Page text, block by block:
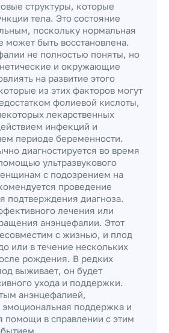
структуры, которые
тела. Это состояние
поскольку нормальная
может быть восстановлена.
не полностью поняты, но
и окружающие
на развитие этого
из этих факторов могут
фолиевой кислоты,
лекарственных
инфекций и
периоде беременности.
диагностируется во время
ультразвукового
с подозрением на
проведение
подтверждения диагноза.
лечения или
анэнцефалии. Этот
с жизнью, и плод
или в течение нескольких
рождения. В редких
выживает, он будет
ухода и поддержки.
анэнцефалией,
эмоциональная поддержка и
помощи в справлении с этим